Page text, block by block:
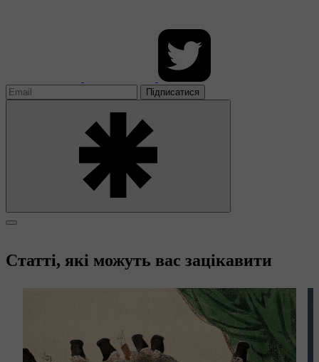
Підписатися
Статті, які можуть вас зацікавити